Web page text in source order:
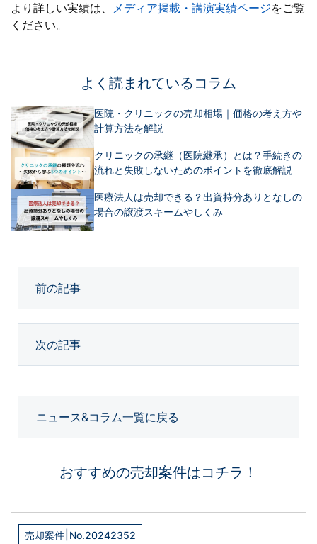
より詳しい実績は、 メディア掲載・講演実績ページをご覧
ください。
よく読まれているコラム
医院・クリニックの売却相場｜価格の考え方や
計算方法を解説
クリニックの承継（医院継承）とは？手続きの
流れと失敗しないためのポイントを徹底解説
医療法人は売却できる？出資持分ありとなしの
場合の譲渡スキームやしくみ
前の記事
次の記事
ニュース&コラム一覧に戻る
おすすめの売却案件はコチラ！
売却案件 No.20242352